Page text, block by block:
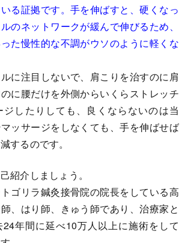
る証拠です。手を伸ばすと、硬くなっ
のネットワークが緩んで伸びるため、
た慢性的な不調がウソのように軽くな
に注目しないで、肩こりを治すのに肩
に腰だけを外側からいくらストレッチ
ジしたりしても、良くならないのは当
ッサージをしなくても、手を伸ばせば
するのです。
紹介しましょう。
ゴリラ鍼灸接骨院の院長をしている高
、はり師、きゅう師であり、治療家と
24年間に延べ10万人以上に施術をして